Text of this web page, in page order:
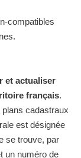
compatibles
et actualiser
français.
cadastraux
est désignée
se trouve, par
un numéro de